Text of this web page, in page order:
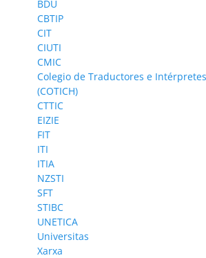
BDÜ
CBTIP
CIT
CIUTI
CMIC
Colegio de Traductores e
(COTICH)
CTTIC
EIZIE
FIT
ITI
ITIA
NZSTI
SFT
STIBC
UNETICA
Universitas
Xarxa